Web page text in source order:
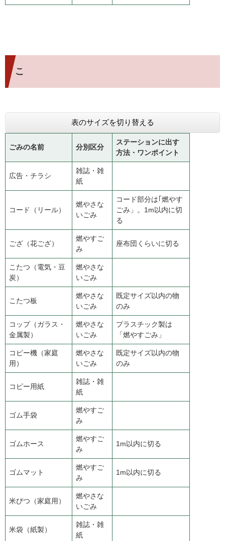
こ
表のサイズを切り替える
ごみの名前 分別区分
ステーションに出す
方法・ワンポイント
広告・チラシ
雑誌・雑
紙
コード（リール）
燃やさな
いごみ
コード部分は｢燃やす
ごみ」。1m以内に切
る
ござ（花ござ）
燃やすご
み
座布団くらいに切る
こたつ（電気・豆
炭）
燃やさな
いごみ
こたつ板
燃やさな
いごみ
既定サイズ以内の物
のみ
コップ（ガラス・
金属製）
燃やさな
いごみ
プラスチック製は
「燃やすごみ」
コピー機（家庭
用）
燃やさな
いごみ
既定サイズ以内の物
のみ
コピー用紙
雑誌・雑
紙
ゴム手袋
燃やすご
み
ゴムホース
燃やすご
み
1m以内に切る
ゴムマット
燃やすご
み
1m以内に切る
米びつ（家庭用）
燃やさな
いごみ
米袋（紙製）
雑誌・雑
紙